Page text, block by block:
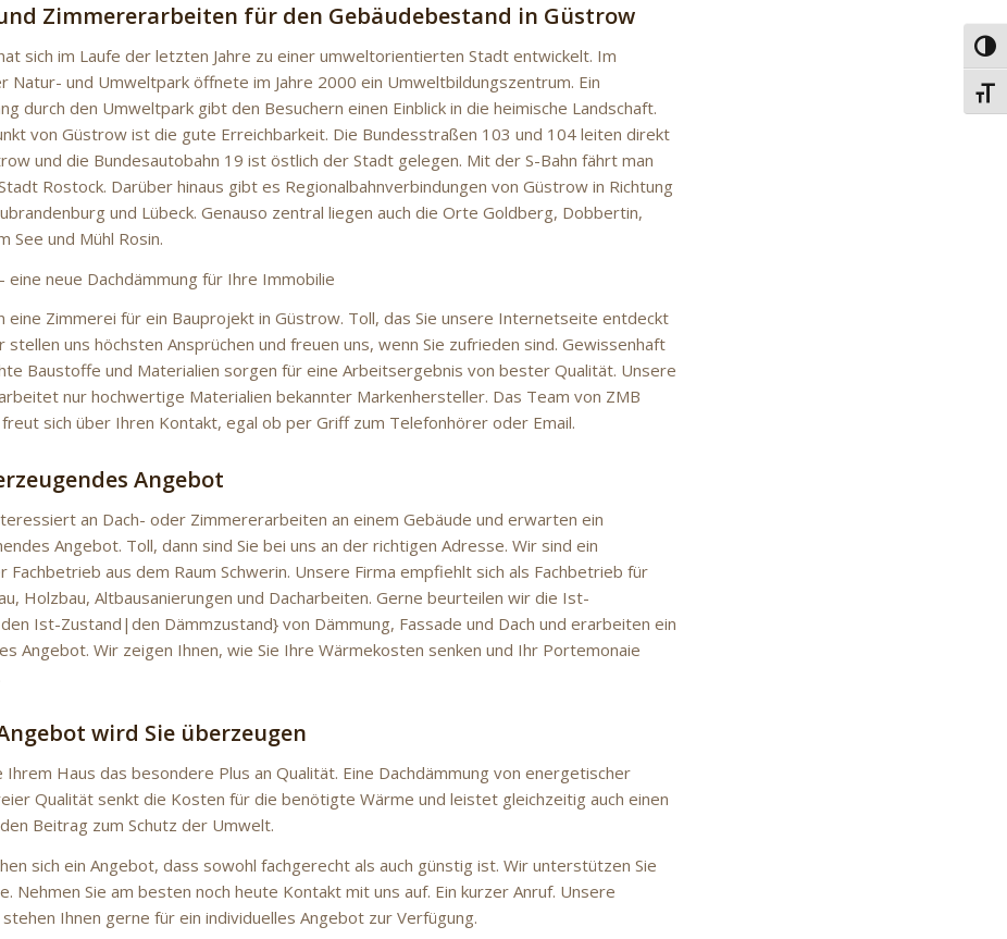
Zimmererarbeiten für den Gebäudebestand in Güstrow
sich im Laufe der letzten Jahre zu einer umweltorientierten Stadt entwickelt. Im
Natur- und Umweltpark öffnete im Jahre 2000 ein Umweltbildungszentrum. Ein
durch den Umweltpark gibt den Besuchern einen Einblick in die heimische Landschaft.
von Güstrow ist die gute Erreichbarkeit. Die Bundesstraßen 103 und 104 leiten direkt
und die Bundesautobahn 19 ist östlich der Stadt gelegen. Mit der S-Bahn fährt man
Rostock. Darüber hinaus gibt es Regionalbahnverbindungen von Güstrow in Richtung
und Lübeck. Genauso zentral liegen auch die Orte Goldberg, Dobbertin,
See und Mühl Rosin.
eine neue Dachdämmung für Ihre Immobilie
eine Zimmerei für ein Bauprojekt in Güstrow. Toll, das Sie unsere Internetseite entdeckt
stellen uns höchsten Ansprüchen und freuen uns, wenn Sie zufrieden sind. Gewissenhaft
Baustoffe und Materialien sorgen für eine Arbeitsergebnis von bester Qualität. Unsere
nur hochwertige Materialien bekannter Markenhersteller. Das Team von ZMB
sich über Ihren Kontakt, egal ob per Griff zum Telefonhörer oder Email.
Angebot
an Dach- oder Zimmererarbeiten an einem Gebäude und erwarten ein
Angebot. Toll, dann sind Sie bei uns an der richtigen Adresse. Wir sind ein
Fachbetrieb aus dem Raum Schwerin. Unsere Firma empfiehlt sich als Fachbetrieb für
Holzbau, Altbausanierungen und Dacharbeiten. Gerne beurteilen wir die Ist-
Ist-Zustand|den Dämmzustand} von Dämmung, Fassade und Dach und erarbeiten ein
Angebot. Wir zeigen Ihnen, wie Sie Ihre Wärmekosten senken und Ihr Portemonaie
wird Sie überzeugen
Ihrem Haus das besondere Plus an Qualität. Eine Dachdämmung von energetischer
Qualität senkt die Kosten für die benötigte Wärme und leistet gleichzeitig auch einen
Beitrag zum Schutz der Umwelt.
sich ein Angebot, dass sowohl fachgerecht als auch günstig ist. Wir unterstützen Sie
Nehmen Sie am besten noch heute Kontakt mit uns auf. Ein kurzer Anruf. Unsere
stehen Ihnen gerne für ein individuelles Angebot zur Verfügung.